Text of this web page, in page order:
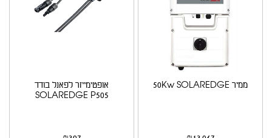
ממיר 50Kw SOLAREDGE
אופטימייזר לפאנל בודד
SOLAREDGE P505